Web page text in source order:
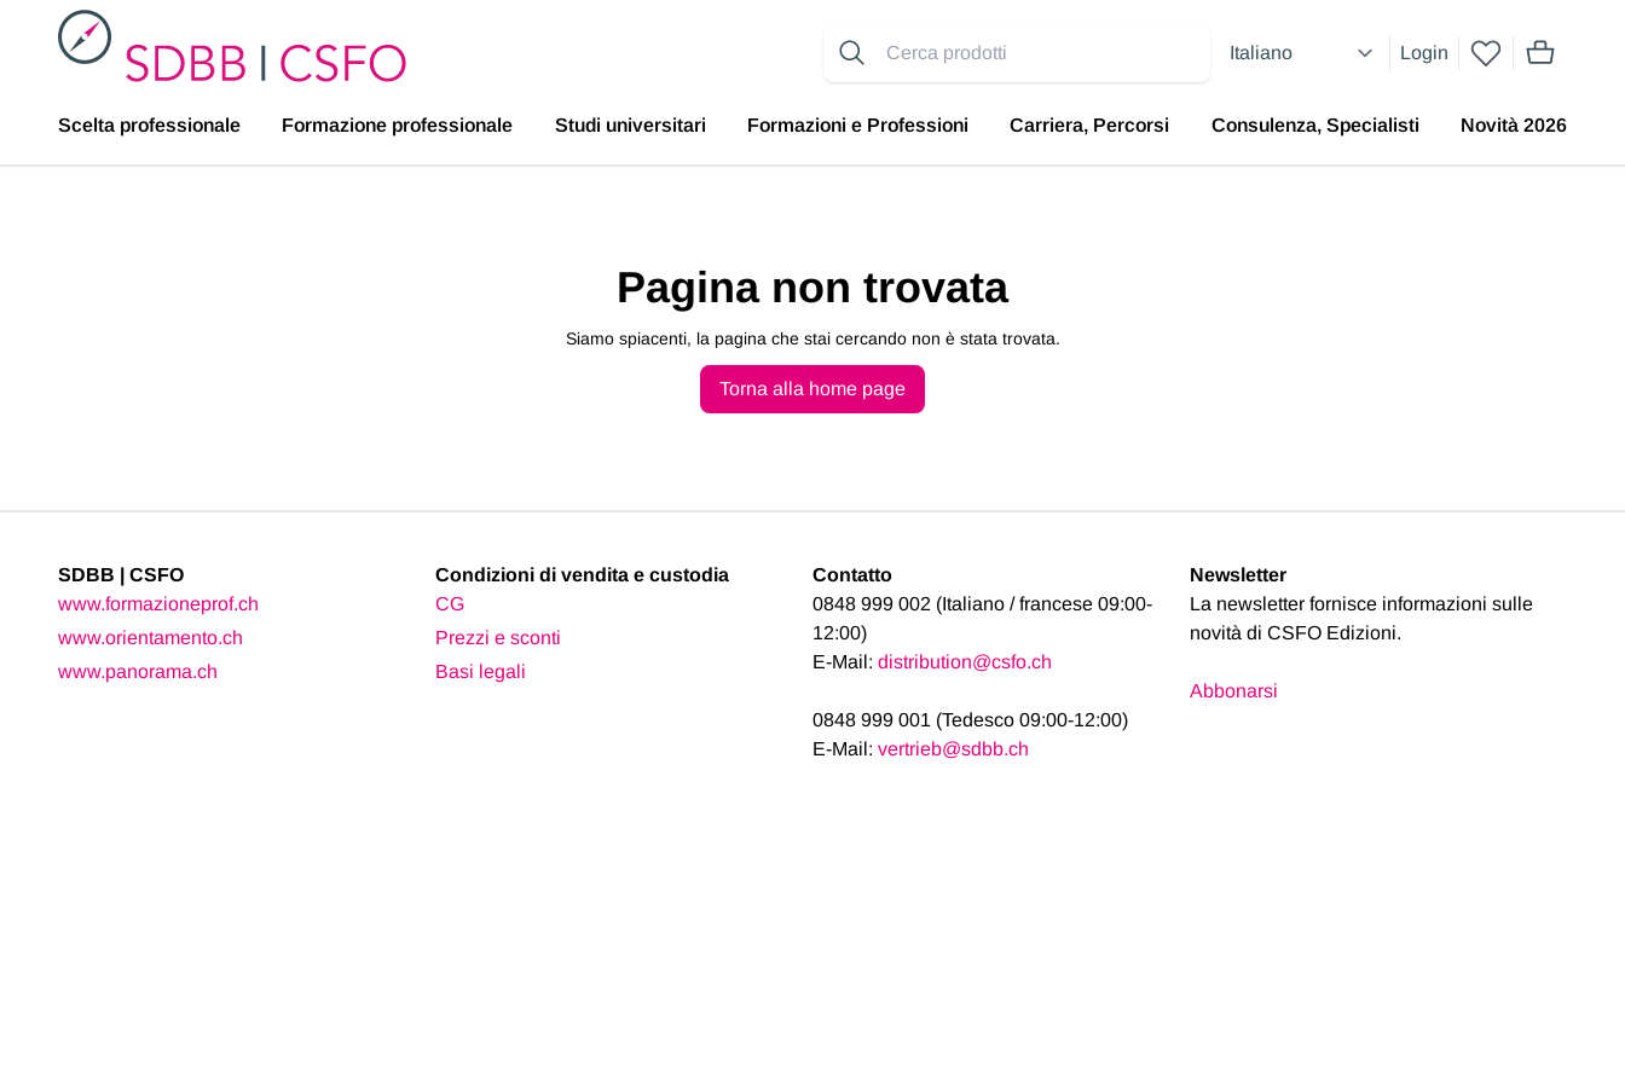
SDBB
Login
articoli nel
Scelta professionale Formazione professionale Studi universitari Formazioni e Professioni Carriera, Percorsi Consulenza, Specialisti Novità 2026
Pagina non trovata
Siamo spiacenti, la pagina che stai cercando non è stata trovata.
Torna alla home page
SDBB | CSFO
www.formazioneprof.ch
www.orientamento.ch
www.panorama.ch
Condizioni di vendita e custodia
CG
Prezzi e sconti
Basi legali
Contatto
0848 999 002 (Italiano / francese 09:00-
12:00)
E-Mail: distribution@csfo.ch
0848 999 001 (Tedesco 09:00-12:00)
E-Mail: vertrieb@sdbb.ch
Newsletter
La newsletter fornisce informazioni sulle
novità di CSFO Edizioni.
Abbonarsi